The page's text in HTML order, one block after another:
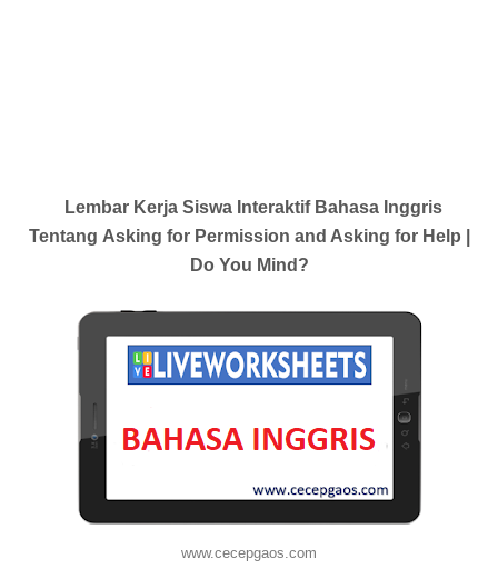
Lembar Kerja Siswa Interaktif Bahasa Inggris
Tentang Asking for Permission and Asking for Help |
Do You Mind?
www.cecepgaos.com